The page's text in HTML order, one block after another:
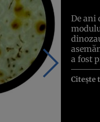
De ani
a fost
Citește